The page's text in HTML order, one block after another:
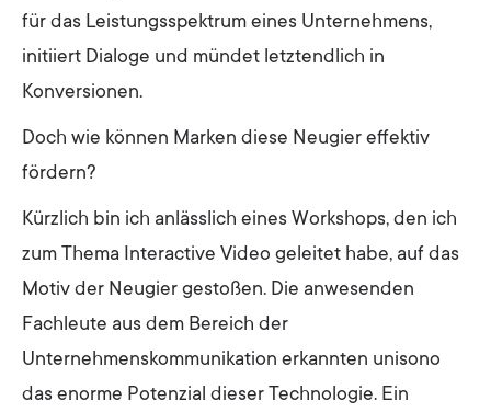
für das Leistungsspektrum eines Unternehmens,
initiiert Dialoge und mündet letztendlich in
Konversionen.
Doch wie können Marken diese Neugier effektiv
fördern?
Kürzlich bin ich anlässlich eines Workshops, den ich
zum Thema Interactive Video geleitet habe, auf das
Motiv der Neugier gestoßen. Die anwesenden
Fachleute aus dem Bereich der
Unternehmenskommunikation erkannten unisono
das enorme Potenzial dieser Technologie. Ein